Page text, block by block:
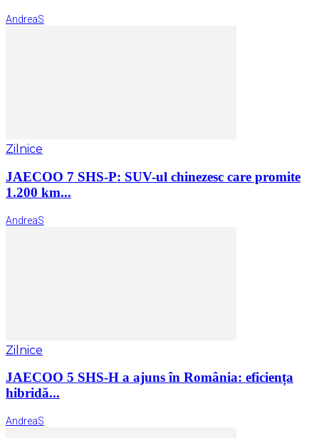
AndreaS
Zilnice
JAECOO 7 SHS-P: SUV-ul chinezesc care promite
1.200 km...
AndreaS
Zilnice
JAECOO 5 SHS-H a ajuns în România: eficiența
hibridă...
AndreaS